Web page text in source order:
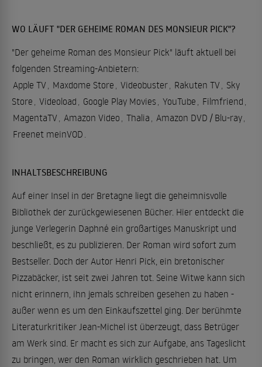
WO LÄUFT "DER GEHEIME ROMAN DES MONSIEUR PICK"?
"Der geheime Roman des Monsieur Pick" läuft aktuell bei
folgenden Streaming-Anbietern:
Apple TV Maxdome Store Videobuster Rakuten TV Sky
Store Videoload Google Play Movies YouTube Filmfriend
MagentaTV Amazon Video Thalia Amazon DVD / Blu-ray
Freenet meinVOD
INHALTSBESCHREIBUNG
Auf einer Insel in der Bretagne liegt die geheimnisvolle
Bibliothek der zurückgewiesenen Bücher. Hier entdeckt die
junge Verlegerin Daphné ein großartiges Manuskript und
beschließt, es zu publizieren. Der Roman wird sofort zum
Bestseller. Doch der Autor Henri Pick, ein bretonischer
Pizzabäcker, ist seit zwei Jahren tot. Seine Witwe kann sich
nicht erinnern, ihn jemals schreiben gesehen zu haben -
außer wenn es um den Einkaufszettel ging. Der berühmte
Literaturkritiker Jean-Michel ist überzeugt, dass Betrüger
am Werk sind. Er macht es sich zur Aufgabe, ans Tageslicht
zu bringen, wer den Roman wirklich geschrieben hat. Um